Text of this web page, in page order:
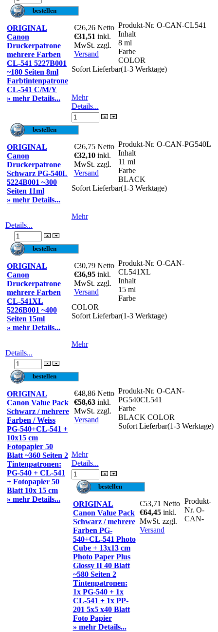
ORIGINAL
Canon
Druckerpatrone
mehrere Farben
CL-541 5227B001
~180 Seiten 8ml
Farbtintenpatrone
CL-541 C/M/Y
» mehr Details...
€26,26 Netto
€31,51 inkl.
MwSt. zzgl.
Versand
Produkt-Nr. O-CAN-CL541
Inhalt
8 ml
Farbe
COLOR
Sofort Lieferbar(1-3 Werktage)
Mehr
Details...
ORIGINAL
Canon
Druckerpatrone
Schwarz PG-540L
5224B001 ~300
Seiten 11ml
» mehr Details...
€26,75 Netto
€32,10 inkl.
MwSt. zzgl.
Versand
Produkt-Nr. O-CAN-PG540L
Inhalt
11 ml
Farbe
BLACK
Sofort Lieferbar(1-3 Werktage)
Mehr
Details...
ORIGINAL
Canon
Druckerpatrone
mehrere Farben
CL-541XL
5226B001 ~400
Seiten 15ml
» mehr Details...
€30,79 Netto
€36,95 inkl.
MwSt. zzgl.
Versand
Produkt-Nr. O-CAN-
CL541XL
Inhalt
15 ml
Farbe
COLOR
Sofort Lieferbar(1-3 Werktage)
Mehr
Details...
ORIGINAL
Canon Value Pack
Schwarz / mehrere
Farben / Weiss
PG-540+CL-541 +
10x15 cm
Fotopapier 50
Blatt ~360 Seiten 2
Tintenpatronen:
PG-540 + CL-541
+ Fotopapier 50
Blatt 10x 15 cm
» mehr Details...
€48,86 Netto
€58,63 inkl.
MwSt. zzgl.
Versand
Produkt-Nr. O-CAN-
PG540CL541
Farbe
BLACK COLOR
Sofort Lieferbar(1-3 Werktage)
Mehr
Details...
ORIGINAL
Canon Value Pack
Schwarz / mehrere
Farben PG-
540+CL-541 Photo
Cube + 13x13 cm
Photo Paper Plus
Glossy II 40 Blatt
~580 Seiten 2
Tintenpatronen:
1x PG-540 + 1x
CL-541 + 1x PP-
201 5x5 x40 Blatt
Foto Papier
» mehr Details...
€53,71Netto
€64,45inkl.
MwSt. zzgl.
Versand
Produkt-
Nr. O-
CAN-